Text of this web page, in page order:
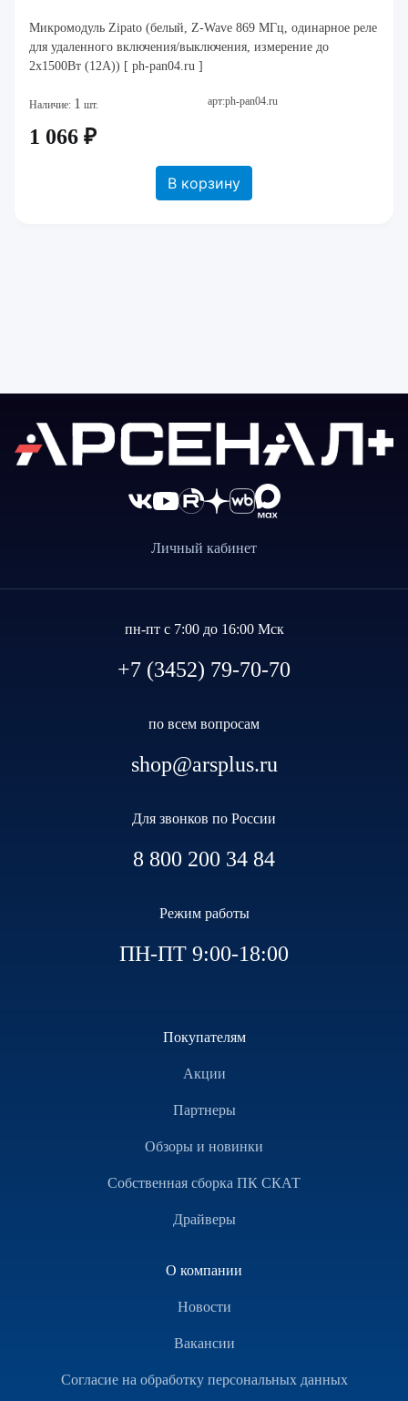
Микромодуль Zipato (белый, Z-Wave 869 МГц, одинарное реле
для удаленного включения/выключения, измерение до
2х1500Вт (12А)) [ ph-pan04.ru ]
Наличие: 1 шт. арт:ph-pan04.ru
1 066 ₽
В корзину
Личный кабинет
пн-пт с 7:00 до 16:00 Мск
+7 (3452) 79-70-70
по всем вопросам
shop@arsplus.ru
Для звонков по России
8 800 200 34 84
Режим работы
ПН-ПТ 9:00-18:00
Покупателям
Акции
Партнеры
Обзоры и новинки
Собственная сборка ПК СКАТ
Драйверы
О компании
Новости
Вакансии
Согласие на обработку персональных данных